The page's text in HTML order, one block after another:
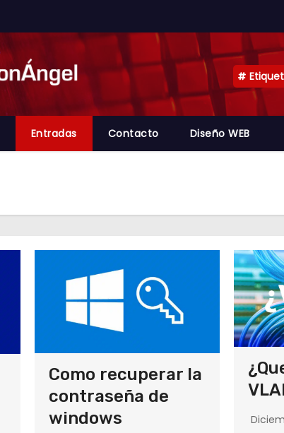
Entradas Contacto Diseño WEB
Como recuperar la
contraseña de
windows